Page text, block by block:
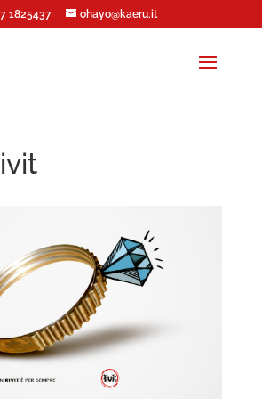
1825437 ohayo@kaeru.it